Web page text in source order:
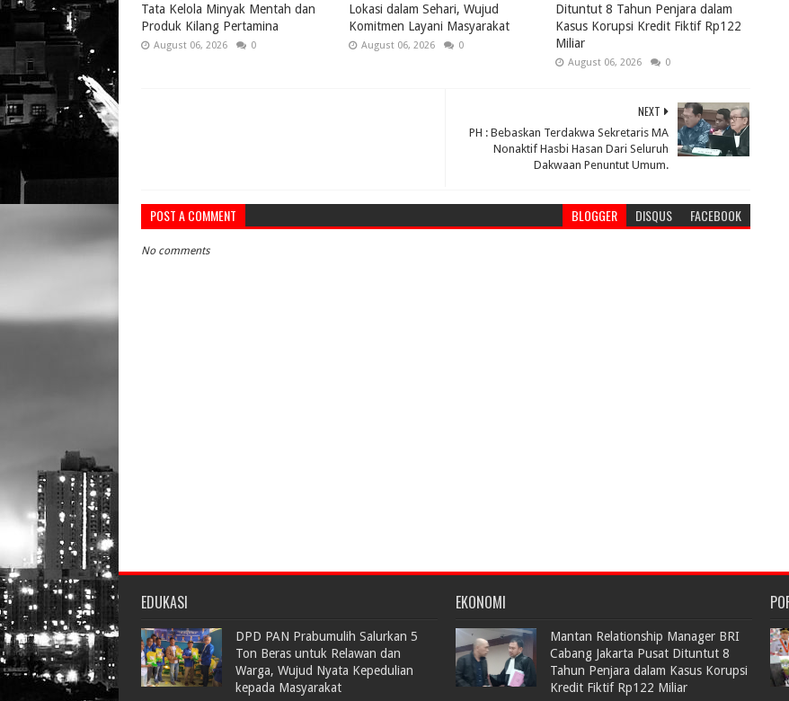
Tata Kelola Minyak Mentah dan
Produk Kilang Pertamina
August 06, 2026 0
Lokasi dalam Sehari, Wujud
Komitmen Layani Masyarakat
August 06, 2026 0
Dituntut 8 Tahun Penjara dalam
Kasus Korupsi Kredit Fiktif Rp122
Miliar
August 06, 2026 0
NEXT
PH : Bebaskan Terdakwa Sekretaris MA
Nonaktif Hasbi Hasan Dari Seluruh
Dakwaan Penuntut Umum.
POST A COMMENT BLOGGER DISQUS FACEBOOK
No comments
EDUKASI
DPD PAN Prabumulih Salurkan 5
Ton Beras untuk Relawan dan
Warga, Wujud Nyata Kepedulian
kepada Masyarakat
EKONOMI
Mantan Relationship Manager BRI
Cabang Jakarta Pusat Dituntut 8
Tahun Penjara dalam Kasus Korupsi
Kredit Fiktif Rp122 Miliar